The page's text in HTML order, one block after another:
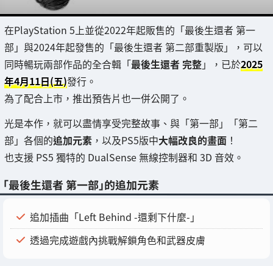
在PlayStation 5上並從2022年起販售的「最後生還者 第一
部」與2024年起發售的「最後生還者 第二部重製版」，可以
同時暢玩兩部作品的全合輯「最後生還者 完整」，已於2025
年4月11日(五)發行。
為了配合上市，推出預告片也一併公開了。
光是本作，就可以盡情享受完整故事、與「第一部」「第二
部」各個的追加元素 ，以及PS5版中大幅改良的畫面 ！
也支援 PS5 獨特的 DualSense 無線控制器和 3D 音效。
「最後生還者 第一部」的追加元素
追加插曲「Left Behind -還剩下什麼-」
透過完成遊戲內挑戰解鎖角色和武器皮膚